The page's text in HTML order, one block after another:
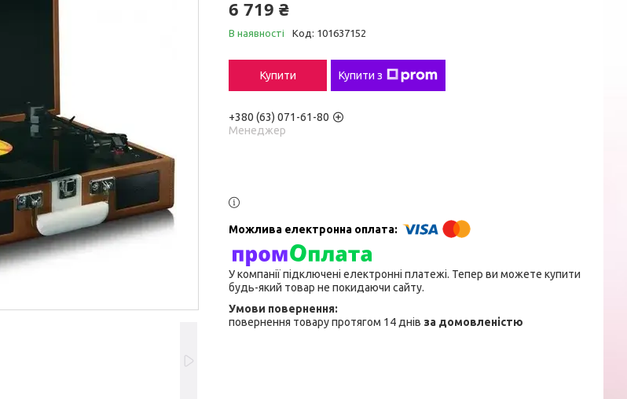
6 719 ₴
В наявності Код: 101637152
Купити Купити з
+380 (63) 071-61-80
Менеджер
У компанії підключені електронні платежі. Тепер ви можете купити
будь-який товар не покидаючи сайту.
повернення товару протягом 14 днів за домовленістю